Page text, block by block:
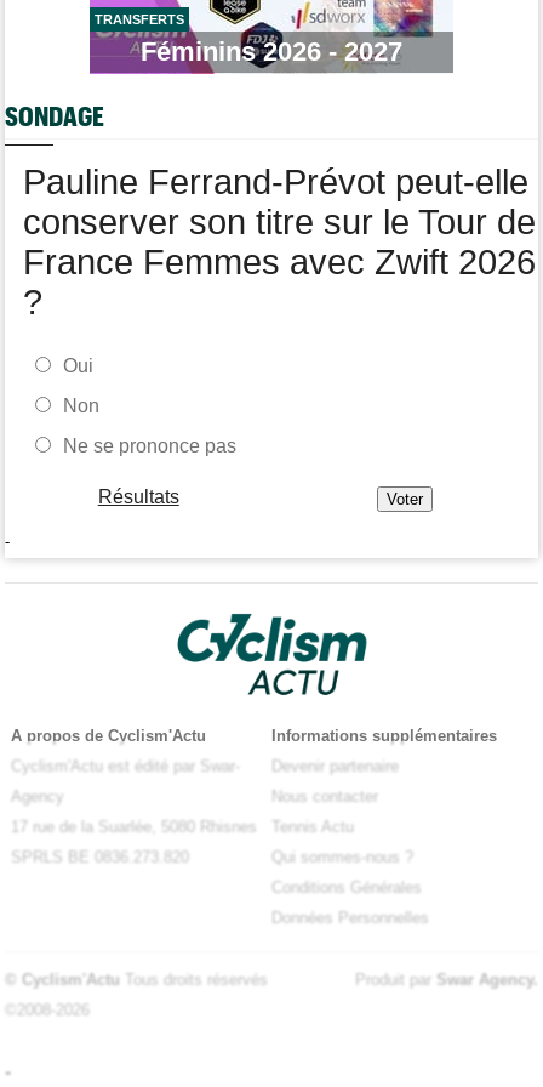
Tour de Pologne
Jan Christen : "J'ai dû me retenir pour ne pas attaquer trop tôt"
Kasia Niewiadoma fait coup double sur la 7e étape
Joao Almeida a abandonné après une nouvelle chute
TRANSFERTS
Féminins 2026 - 2027
SONDAGE
Pauline Ferrand-Prévot peut-elle
conserver son titre sur le Tour de
France Femmes avec Zwift 2026
?
Oui
Non
Ne se prononce pas
Résultats
-
A propos de Cyclism'Actu
Cyclism'Actu est édité par Swar-
Agency
17 rue de la Suarlée, 5080 Rhisnes
SPRLS BE 0836.273.820
Informations supplémentaires
Devenir partenaire
Nous contacter
Tennis Actu
Qui sommes-nous ?
Conditions Générales
Données Personnelles
© Cyclism'Actu Tous droits réservés
©2008-2026
Produit par Swar Agency.
-